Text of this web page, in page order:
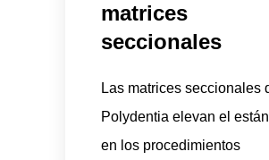
matrices
seccionales
Las matrices seccionales
Polydentia elevan el
en los procedimientos